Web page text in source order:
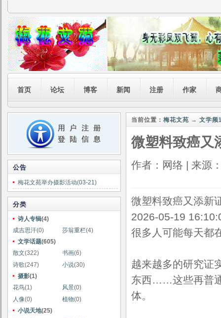
首页 论坛 博客 新闻 注册 作家
公告
梅花文苑举办摄影活动(03-21)
分类
诗人专辑(4)
成吉思汗(0) 莎翁重栏(4)
文学话题(605)
散文(322) 书画(6)
诗歌(247) 小说(30)
摄影(1)
花鸟(1) 风景(0)
人像(0) 植物(0)
小说天地(25)
当前位置： 梅花文苑 → 文学频
微塑料致癌又
作者：网络 | 来源
微塑料致癌又添新
2026-05-19
很多人可能每天都
越来越多的研究证
东西……这些再普通
体。